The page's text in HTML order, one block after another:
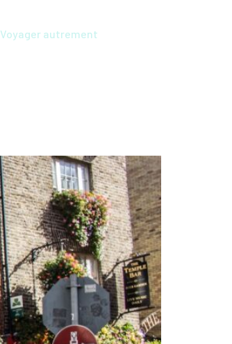
Voyager autrement